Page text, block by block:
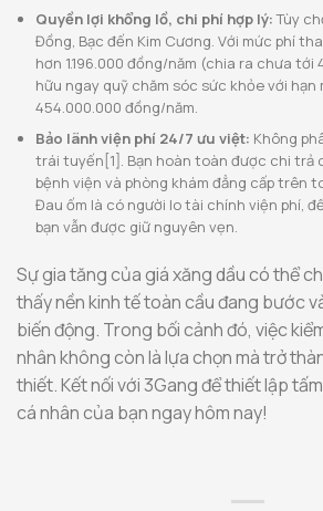
Quyền lợi khổng lồ, chi phí hợp lý:Tùy
Đồng, Bạc đến Kim Cương. Với mức phí
hơn 1.196.000 đồng/năm (chia ra chưa tới
hữu ngay quỹ chăm sóc sức khỏe với
454.000.000 đồng/năm.
Bảo lãnh viện phí 24/7 ưu việt: Không
trái tuyến[1]. Bạn hoàn toàn được chi trả
bệnh viện và phòng khám đẳng cấp trên
Đau ốm là có người lo tài chính viện phí,
bạn vẫn được giữ nguyên vẹn.
Sự gia tăng của giá xăng dầu có thể
thấy nền kinh tế toàn cầu đang bước
biến động. Trong bối cảnh đó, việc
nhân không còn là lựa chọn mà trở
thiết. Kết nối với 3Gang để thiết lập
cá nhân của bạn ngay hôm nay!